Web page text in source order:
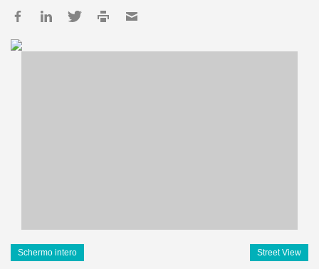
Schermo intero Street View